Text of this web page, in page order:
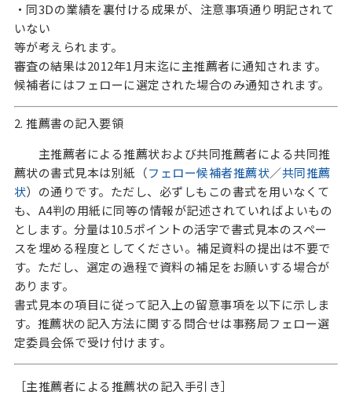
・同3Dの業績を裏付ける成果が、注意事項通り明記されて
いない
等が考えられます。
審査の結果は2012年1月末迄に主推薦者に通知されます。
候補者にはフェローに選定された場合のみ通知されます。
2. 推薦書の記入要領
主推薦者による推薦状および共同推薦者による共同推
薦状の書式見本は別紙（フェロー候補者推薦状／共同推薦
状）の通りです。ただし、必ずしもこの書式を用いなくて
も、A4判の用紙に同等の情報が記述されていればよいもの
とします。分量は10.5ポイントの活字で書式見本のスペー
スを埋める程度としてください。補足資料の提出は不要で
す。ただし、選定の過程で資料の補足をお願いする場合が
あります。
書式見本の項目に従って記入上の留意事項を以下に示しま
す。推薦状の記入方法に関する問合せは事務局フェロー選
定委員会係で受け付けます。
［主推薦者による推薦状の記入手引き］